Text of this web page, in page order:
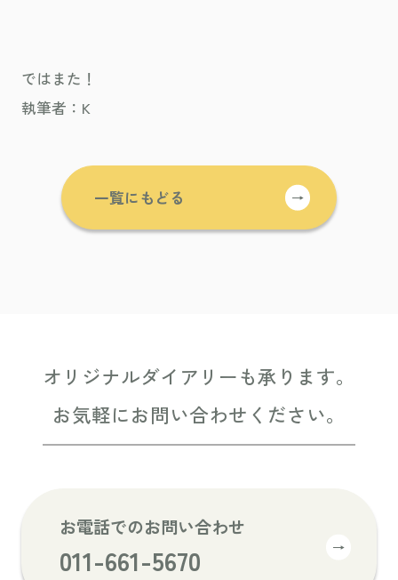
ではまた！
執筆者：K
一覧にもどる →
オリジナルダイアリーも承ります。
お気軽にお問い合わせください。
お電話でのお問い合わせ
011-661-5670 →